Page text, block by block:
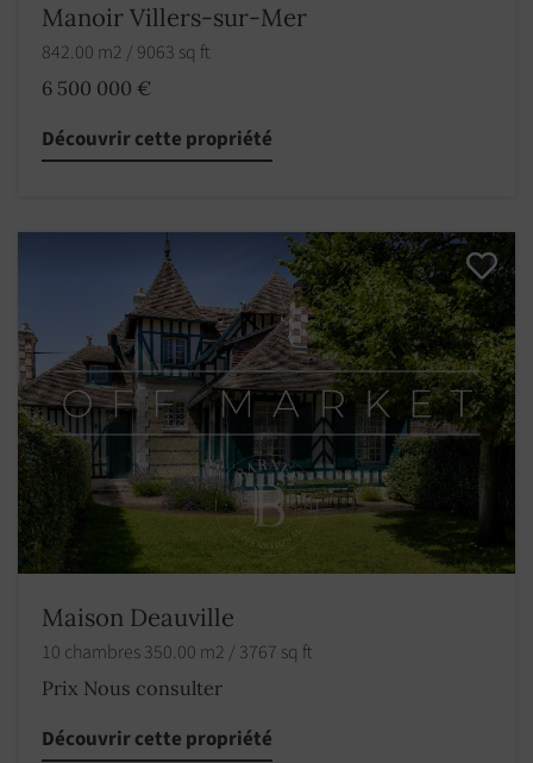
Manoir Villers-sur-Mer
842.00 m2 / 9063 sq ft
6 500 000 €
Découvrir cette propriété
Maison Deauville
10 chambres 350.00 m2 / 3767 sq ft
Prix Nous consulter
Découvrir cette propriété